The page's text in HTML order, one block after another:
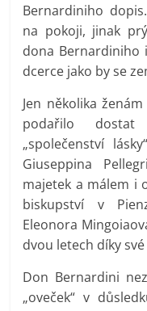
Bernardiniho
na pokoji, jinak
dona Bernardiniho
dcerce jako by se
Jen několika
podařilo
„společenství
Giuseppina
majetek a málem i
biskupství v
Eleonora
dvou letech díky
Don Bernardini
„oveček“ v